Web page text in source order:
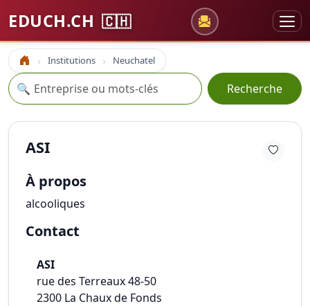
EDUCH.CH 🇨🇭
Accueil Institutions Neuchatel
Recherche
🔍 Recherche
ASI
À propos
alcooliques
Contact
ASI
rue des Terreaux 48-50
2300 La Chaux de Fonds